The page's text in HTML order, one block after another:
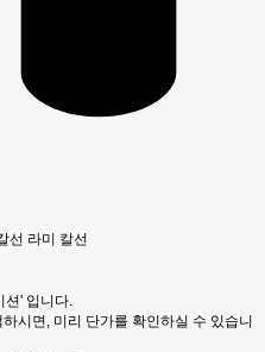
선 라미 칼선
션' 입니다.
시면, 미리 단가를 확인하실 수 있습니